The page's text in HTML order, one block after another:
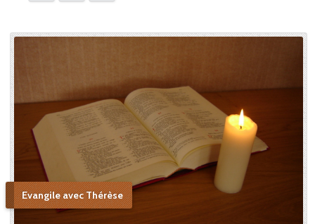
centrale, tant elle la chérissait
Sainte Vierge : « Si je n’ai
point vu le modèle, j’aime à
me persuader que j’ai vu la
copie. » Après sa mort, c’est
Céline qui plaida sa cause en
canonisation en défendant
au procès ecclésiastique sa «
petite voie » si novatrice : « Ce
Evangile avec Thérèse